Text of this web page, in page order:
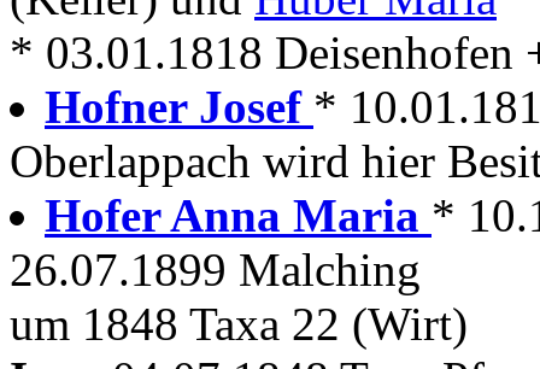
* 03.01.1818 Deisenhofen
Hofner Josef *
Oberlappach wird hier
Hofer Anna Maria *
26.07.1899 Malching
um 1848 Taxa 22 (Wirt)